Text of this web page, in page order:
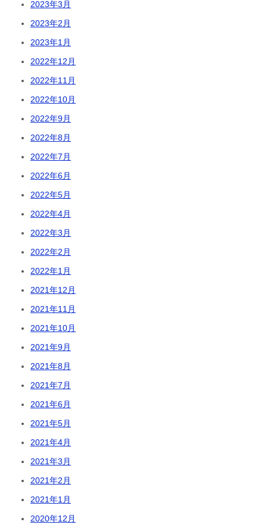
2023年3月
2023年2月
2023年1月
2022年12月
2022年11月
2022年10月
2022年9月
2022年8月
2022年7月
2022年6月
2022年5月
2022年4月
2022年3月
2022年2月
2022年1月
2021年12月
2021年11月
2021年10月
2021年9月
2021年8月
2021年7月
2021年6月
2021年5月
2021年4月
2021年3月
2021年2月
2021年1月
2020年12月